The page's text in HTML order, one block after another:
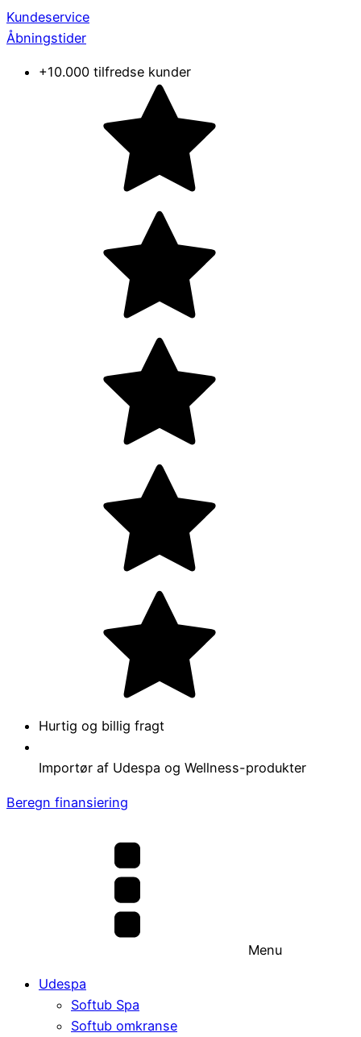
Kundeservice
Åbningstider
+10.000 tilfredse kunder
Hurtig og billig fragt
Importør af Udespa og Wellness-produkter
Beregn finansiering
Menu
Udespa
Softub Spa
Softub omkranse